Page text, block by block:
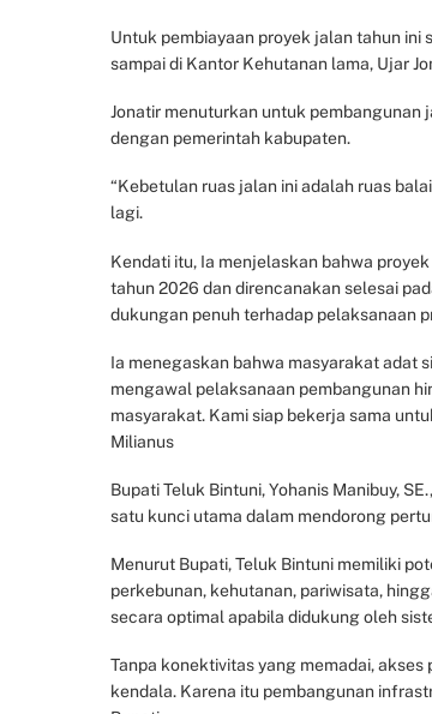
Untuk pembiayaan proyek jalan tahun ini
sampai di Kantor Kehutanan lama, Ujar
Jonatir menuturkan untuk pembangunan
dengan pemerintah kabupaten.
“Kebetulan ruas jalan ini adalah ruas
lagi.
Kendati itu, Ia menjelaskan bahwa
tahun 2026 dan direncanakan selesai
dukungan penuh terhadap pelaksanaan
Ia menegaskan bahwa masyarakat adat
mengawal pelaksanaan pembangunan
masyarakat. Kami siap bekerja sama
Milianus
Bupati Teluk Bintuni, Yohanis Manibuy,
satu kunci utama dalam mendorong
Menurut Bupati, Teluk Bintuni memiliki
perkebunan, kehutanan, pariwisata,
secara optimal apabila didukung oleh
Tanpa konektivitas yang memadai,
kendala. Karena itu pembangunan